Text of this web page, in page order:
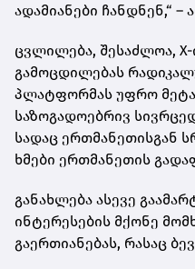
ადამიანები ჩანდნენ,“ –
ცვლილება, შესაძლოა, X-
გამოცდილებას
პლატფორმას უფრო
საზოგადოებრივ
სადაც ერთმანეთისგან
ხმები ერთმანეთის
განახლება ასევე
ინტერესების მქონე
გაერთიანებას, რასაც